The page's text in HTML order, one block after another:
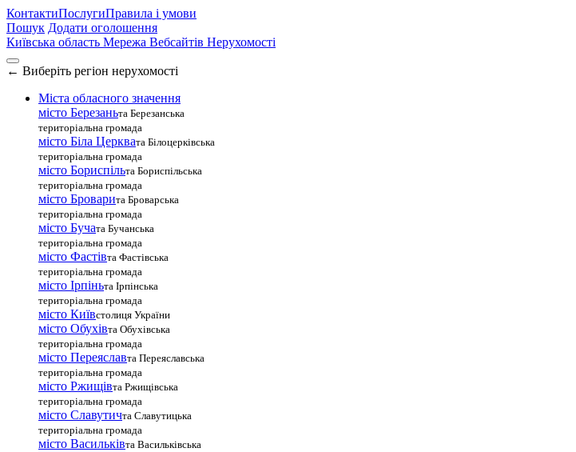
КонтактиПослугиПравила і умови
Пошук Додати оголошення
Київська область Мережа Вебсайтів Нерухомості
← Виберіть регіон нерухомості
Міста обласного значення
місто Березаньта Березанська
територіальна громада
місто Біла Церквата Білоцерківська
територіальна громада
місто Бориспільта Бориспільська
територіальна громада
місто Броварита Броварська
територіальна громада
місто Бучата Бучанська
територіальна громада
місто Фастівта Фастівська
територіальна громада
місто Ірпіньта Ірпінська
територіальна громада
місто Київстолиця України
місто Обухівта Обухівська
територіальна громада
місто Переяславта Переяславська
територіальна громада
місто Ржищівта Ржищівська
територіальна громада
місто Славутичта Славутицька
територіальна громада
місто Василькiвта Васильківська